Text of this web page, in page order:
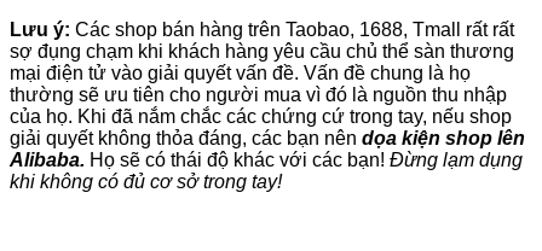
Lưu ý: Các shop bán hàng trên Taobao, 1688, Tmall rất rất
sợ đụng chạm khi khách hàng yêu cầu chủ thể sàn thương
mại điện tử vào giải quyết vấn đề. Vấn đề chung là họ
thường sẽ ưu tiên cho người mua vì đó là nguồn thu nhập
của họ. Khi đã nắm chắc các chứng cứ trong tay, nếu shop
giải quyết không thỏa đáng, các bạn nên dọa kiện shop lên
Alibaba. Họ sẽ có thái độ khác với các bạn! Đừng lạm dụng
khi không có đủ cơ sở trong tay!